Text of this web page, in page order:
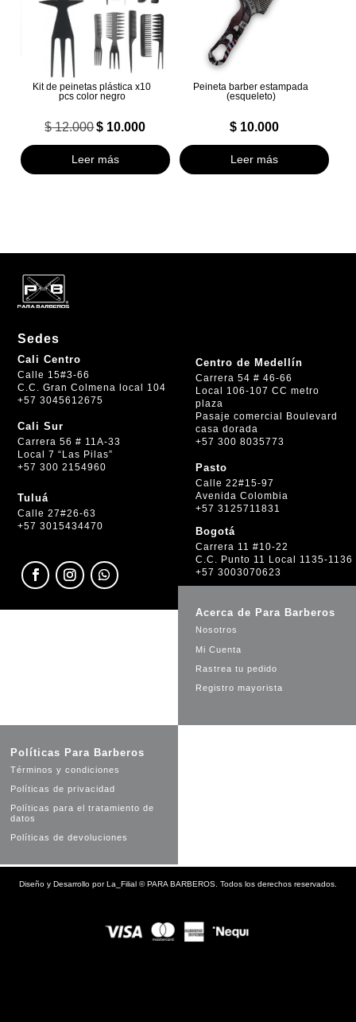
Kit de peinetas plástica x10
pcs color negro
$12.000 El
precio
$ 10.000El
precio
Leer más
Peineta barber estampada
(esqueleto)
$10.000
Leer más
Sedes
Cali Centro
Calle 15#3-66
C.C. Gran Colmena local 104
+57 3045612675
Cali Sur
Carrera 56 # 11A-33
Local 7 “Las Pilas”
+57 300 2154960
Tuluá
Calle 27#26-63
+57 3015434470
Centro de Medellín
Carrera 54 # 46-66
Local 106-107 CC metro
plaza
Pasaje comercial Boulevard
casa dorada
+57 300 8035773
Pasto
Calle 22#15-97
Avenida Colombia
+57 3125711831
Bogotá
Carrera 11 #10-22
C.C. Punto 11 Local 1135-1136
+57 3003070623
Acerca de Para Barberos
Nosotros
Mi Cuenta
Rastrea tu pedido
Registro mayorista
Políticas Para Barberos
Términos y condiciones
Políticas de privacidad
Políticas para el tratamiento de
datos
Políticas de devoluciones
Diseño y Desarrollo porLa_Filial ©PARA BARBEROS. Todos los derechos reservados.